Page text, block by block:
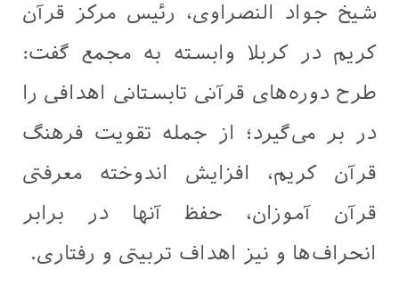
شيخ جواد النصراوی، رئیس مرکز قرآن
کریم در کربلا وابسته به مجمع گفت:
طرح دوره‌های قرآنی تابستانی اهدافی را
در بر می‌گیرد؛ از جمله تقویت فرهنگ
قرآن کریم، افزایش اندوخته معرفتی
قرآن آموزان، حفظ آنها در برابر
انحراف‌ها و نیز اهداف تربیتی و رفتاری.